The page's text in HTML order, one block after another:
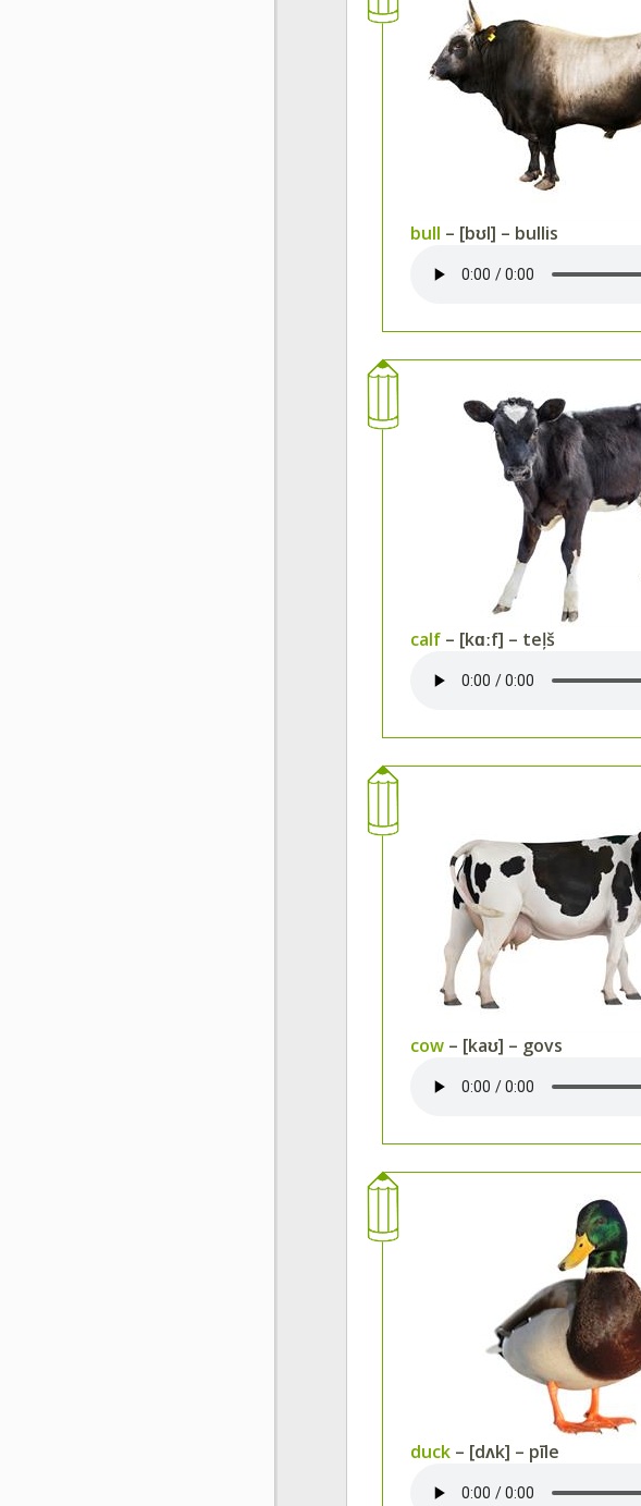
bull – [bʊl] – bullis
calf – [kɑːf] – teļš
cow – [kaʊ] – govs
duck – [dʌk] – pīle